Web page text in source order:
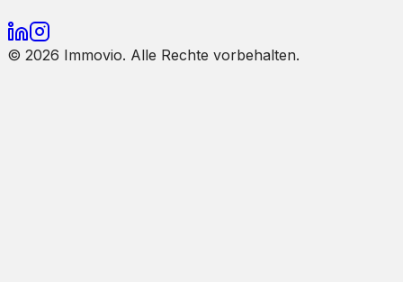
© 2026 Immovio. Alle Rechte vorbehalten.